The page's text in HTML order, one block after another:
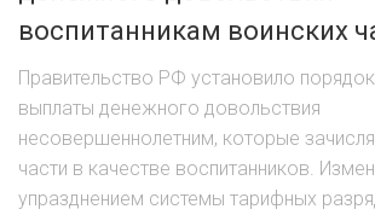
воспитанникам воинских
Правительство РФ установило порядок
выплаты денежного довольствия
несовершеннолетним, которые
части в качестве воспитанников.
упразднением системы тарифных